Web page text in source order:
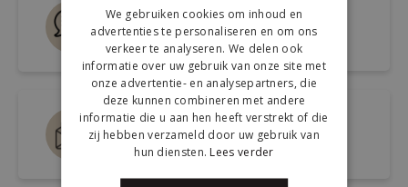
Live chat
Snel antwoord op je vraag
Mail ons via
info@kickcollection.nl
We gebruiken cookies om inhoud en
advertenties te personaliseren en om ons
verkeer te analyseren. We delen ook
informatie over uw gebruik van onze site met
onze advertentie- en analysepartners, die
deze kunnen combineren met andere
informatie die u aan hen heeft verstrekt of die
zij hebben verzameld door uw gebruik van
hun diensten. Lees verder